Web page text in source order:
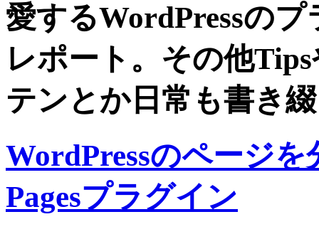
愛するWordPressの
レポート。その他
テンとか日常も書き
WordPressのページ
Pagesプラグイン